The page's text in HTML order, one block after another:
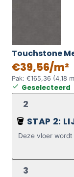
Touchstone
€39,56/m²
Pak: €165,36 (4,18
Geselecteerd
2
🪣 STAP 2:
Deze vloer wordt
3